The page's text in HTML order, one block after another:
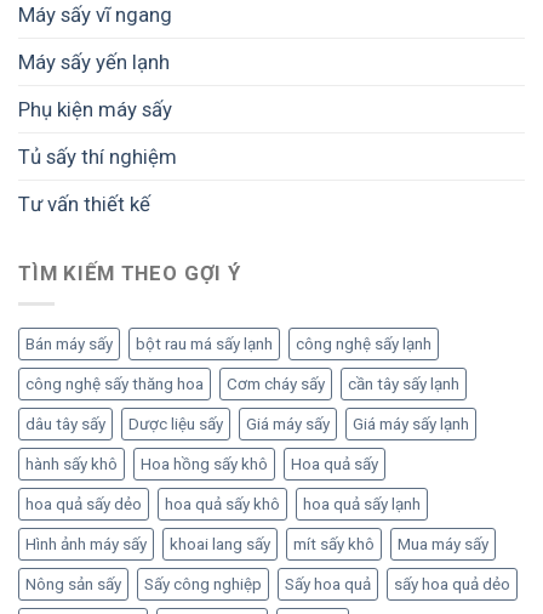
Máy sấy vĩ ngang
Máy sấy yến lạnh
Phụ kiện máy sấy
Tủ sấy thí nghiệm
Tư vấn thiết kế
TÌM KIẾM THEO GỢI Ý
Bán máy sấy bột rau má sấy lạnh công nghệ sấy lạnh
công nghệ sấy thăng hoa Cơm cháy sấy cần tây sấy lạnh
dâu tây sấy Dược liệu sấy Giá máy sấy Giá máy sấy lạnh
hành sấy khô Hoa hồng sấy khô Hoa quả sấy
hoa quả sấy dẻo hoa quả sấy khô hoa quả sấy lạnh
Hình ảnh máy sấy khoai lang sấy mít sấy khô Mua máy sấy
Nông sản sấy Sấy công nghiệp Sấy hoa quả sấy hoa quả dẻo